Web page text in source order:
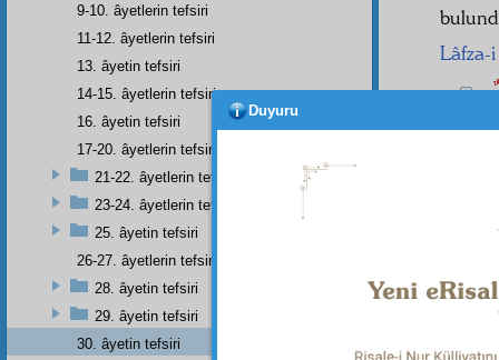
Lâfza-
şüphe
9-10. âyetlerin tefsiri
11-12. âyetlerin tefsiri
13. âyetin tefsiri
14-15. âyetlerin tefsiri
16. âyetin tefsiri
17-20. âyetlerin tefsiri
21-22. âyetlerin tefsiri
23-24. âyetlerin tefsiri
25. âyetin tefsiri
26-27. âyetlerin tefsiri
28. âyetin tefsiri
29. âyetin tefsiri
30. âyetin tefsiri
Duyuru